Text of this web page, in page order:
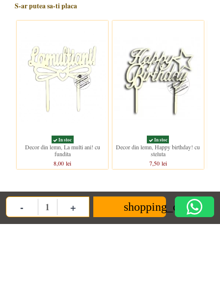
- Quantity + shopping_cart
S-ar putea sa-ti placa
In stoc
Decor din lemn, La multi ani! cu
fundita
8,00 lei
In stoc
Decor din lemn, Happy birthday! cu
steluta
7,50 lei
Clientii care au cumparat acest produs au mai cumparat si: